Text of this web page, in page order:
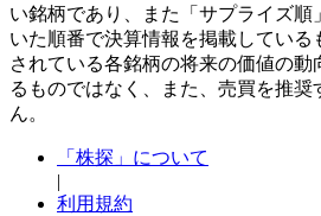
い銘柄であり、また「サプライズ
いた順番で決算情報を掲載してい
されている各銘柄の将来の価値の動
るものではなく、また、売買を推
ん。
「株探」について
|
利用規約